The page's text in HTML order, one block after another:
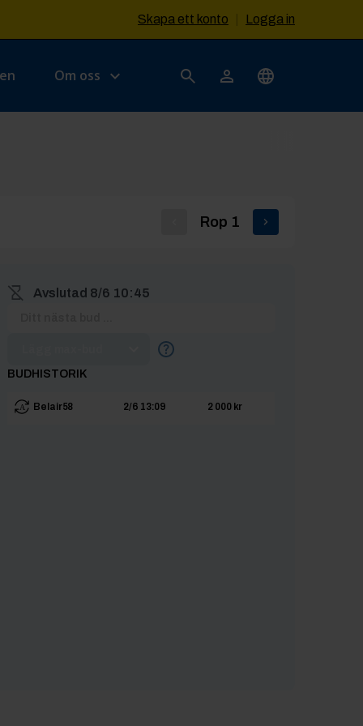
Skapa ett konto Logga in
Om oss
Rop 1
Avslutad 8/6 10:45
BUDHISTORIK
Belair58 2/6 13:09 2 000 kr